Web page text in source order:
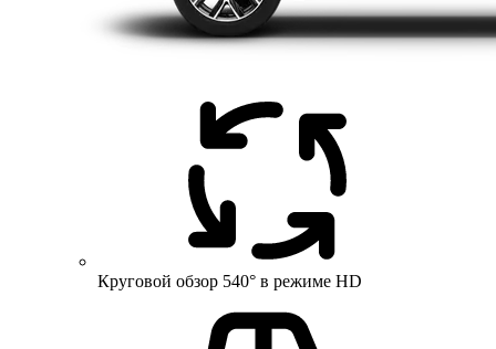
Круговой обзор 540° в режиме HD